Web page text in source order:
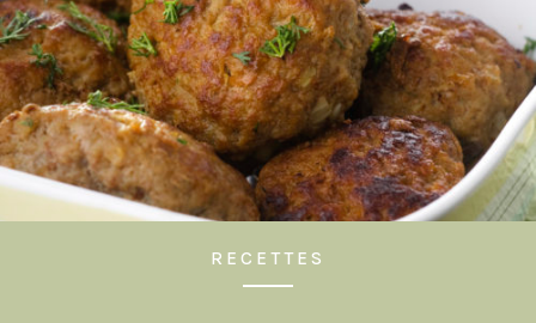
RECETTES